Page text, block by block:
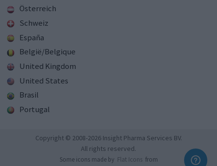
Österreich
Schweiz
España
België/Belgique
United Kingdom
United States
Brasil
Portugal
Copyright © 2008-2026 Insight Pharma Services BV.
All rights reserved.
Some icons made by Flat Icons from